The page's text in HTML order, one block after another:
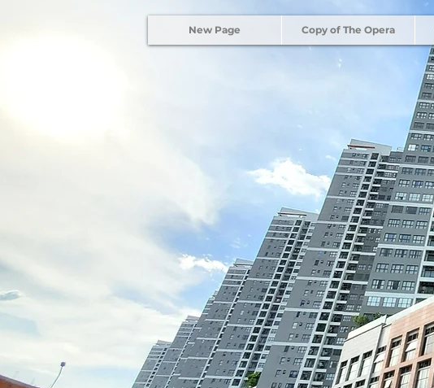
New Page Copy of The Opera